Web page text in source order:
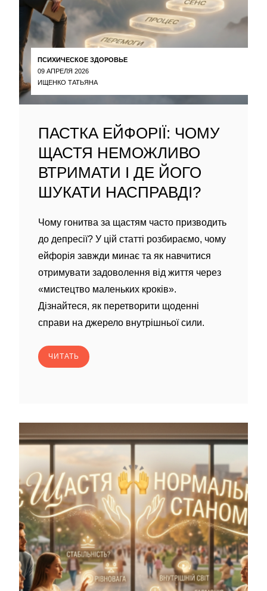
ПСИХИЧЕСКОЕ ЗДОРОВЬЕ
09 АПРЕЛЯ 2026
ИЩЕНКО ТАТЬЯНА
ПАСТКА ЕЙФОРІЇ: ЧОМУ
ЩАСТЯ НЕМОЖЛИВО
ВТРИМАТИ І ДЕ ЙОГО
ШУКАТИ НАСПРАВДІ?
Чому гонитва за щастям часто призводить
до депресії? У цій статті розбираємо, чому
ейфорія завжди минає та як навчитися
отримувати задоволення від життя через
«мистецтво маленьких кроків».
Дізнайтеся, як перетворити щоденні
справи на джерело внутрішньої сили.
ЧИТАТЬ